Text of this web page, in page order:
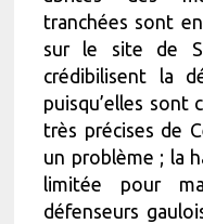
tranchées sont
sur le site de
crédibilisent la
puisqu’elles sont
très précises de
un problème ; la
limitée pour
défenseurs